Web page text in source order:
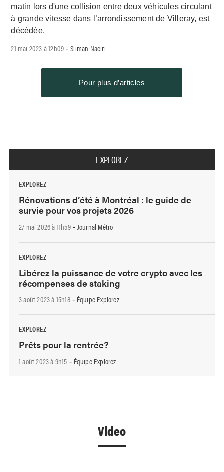
matin lors d'une collision entre deux véhicules circulant
à grande vitesse dans l’arrondissement de Villeray, est
décédée.
21 mai 2023 à 12h09 -Sliman Naciri
Pour plus d’articles
EXPLOREZ
EXPLOREZ
Rénovations d’été à Montréal : le guide de
survie pour vos projets 2026
27 mai 2026 à 11h59- Journal Métro
EXPLOREZ
Libérez la puissance de votre crypto avec les
récompenses de staking
3 août 2023 à 15h18- Équipe Explorez
EXPLOREZ
Prêts pour la rentrée?
1 août 2023 à 9h15 - Équipe Explorez
Video